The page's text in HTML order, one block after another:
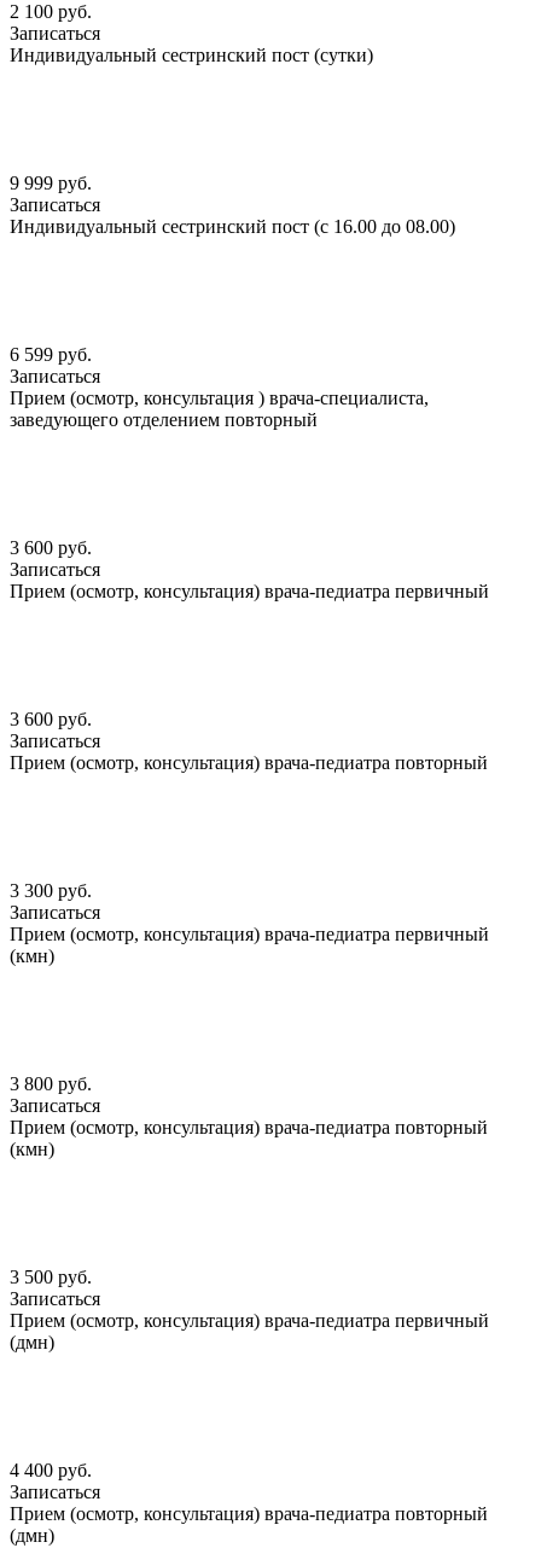
2 100 руб.
Записаться
Индивидуальный сестринский пост (сутки)
9 999 руб.
Записаться
Индивидуальный сестринский пост (с 16.00 до 08.00)
6 599 руб.
Записаться
Прием (осмотр, консультация ) врача-специалиста,
заведующего отделением повторный
3 600 руб.
Записаться
Прием (осмотр, консультация) врача-педиатра первичный
3 600 руб.
Записаться
Прием (осмотр, консультация) врача-педиатра повторный
3 300 руб.
Записаться
Прием (осмотр, консультация) врача-педиатра первичный
(кмн)
3 800 руб.
Записаться
Прием (осмотр, консультация) врача-педиатра повторный
(кмн)
3 500 руб.
Записаться
Прием (осмотр, консультация) врача-педиатра первичный
(дмн)
4 400 руб.
Записаться
Прием (осмотр, консультация) врача-педиатра повторный
(дмн)